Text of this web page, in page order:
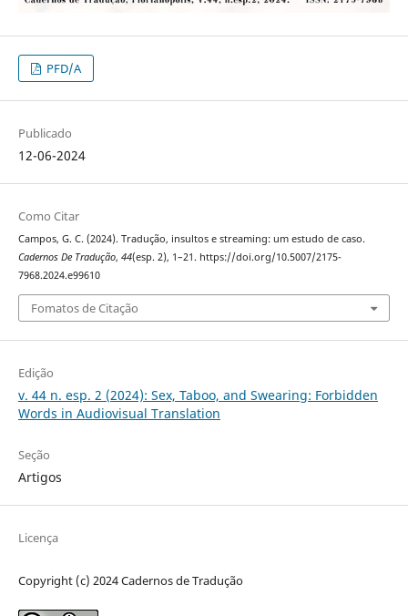
PFD/A
Publicado
12-06-2024
Como Citar
Campos, G. C. (2024). Tradução, insultos e streaming: um estudo de caso.
Cadernos De Tradução, 44(esp. 2), 1–21. https://doi.org/10.5007/2175-
7968.2024.e99610
Fomatos de Citação
Edição
v. 44 n. esp. 2 (2024): Sex, Taboo, and Swearing: Forbidden
Words in Audiovisual Translation
Seção
Artigos
Licença
Copyright (c) 2024 Cadernos de Tradução